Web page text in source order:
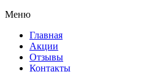
Меню
Главная
Акции
Отзывы
Контакты